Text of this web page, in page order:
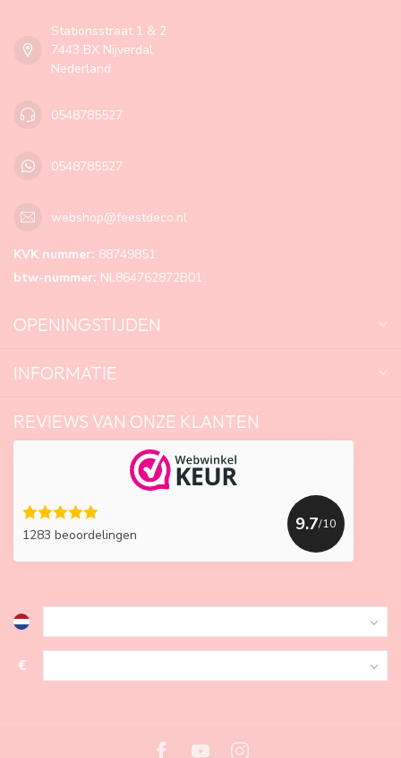
Stationsstraat 1 & 2
7443 BX Nijverdal
Nederland
0548785527
0548785527
webshop@feestdeco.nl
KVK nummer: 88749851
btw-nummer: NL864762872B01
OPENINGSTIJDEN
INFORMATIE
REVIEWS VAN ONZE KLANTEN
1283 beoordelingen
9.7/10
€